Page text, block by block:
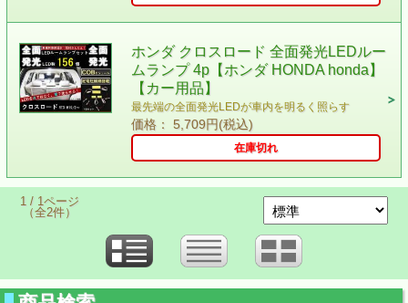
ホンダ クロスロード 全面発光LEDルー
ムランプ 4p【ホンダ HONDA honda】
【カー用品】
最先端の全面発光LEDが車内を明るく照らす
価格： 5,709円(税込)
在庫切れ
1 / 1ページ
（全2件）